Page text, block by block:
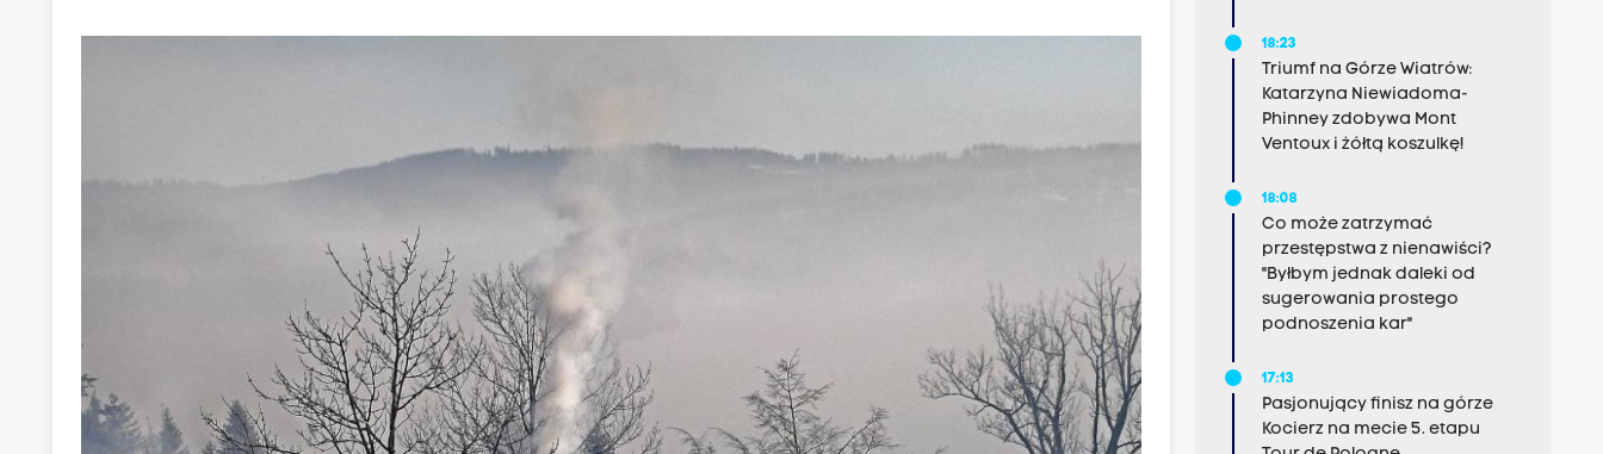
18:23
Triumf na Górze Wiatrów:
Katarzyna Niewiadoma-
Phinney zdobywa Mont
Ventoux i żółtą koszulkę!
18:08
Co może zatrzymać
przestępstwa z nienawiści?
"Byłbym jednak daleki od
sugerowania prostego
podnoszenia kar"
17:13
Pasjonujący finisz na górze
Kocierz na mecie 5. etapu